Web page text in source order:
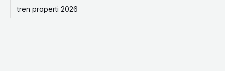
tren properti 2026